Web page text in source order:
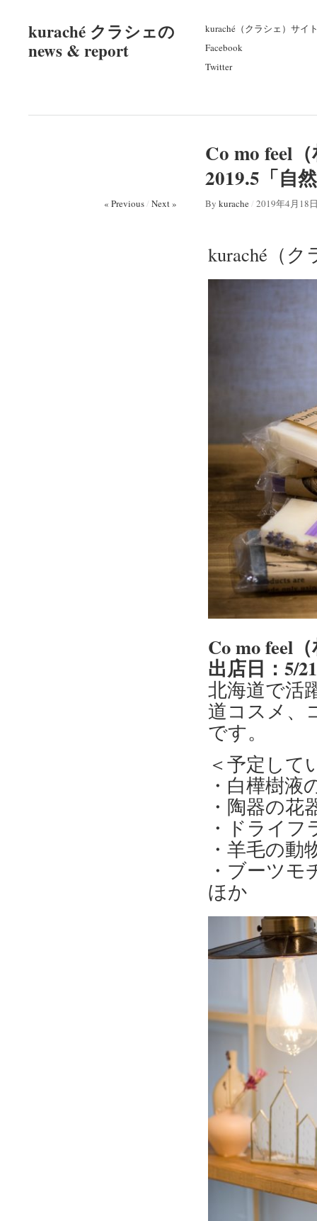
kuraché クラシェの
news & report
kuraché（クラシェ）サイ
Facebook
Twitter
Co mo feel
2019.5「自
« Previous/ Next » By kurache/ 2019年4月18
kuraché（
Co mo feel
出店日：5/
北海道で活
道コスメ、
です。
＜予定して
・白樺樹液
・陶器の花
・ドライフ
・羊毛の動
・ブーツ
ほか